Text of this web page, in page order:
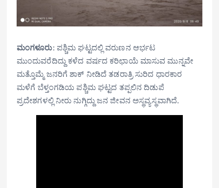
ಮಂಗಳೂರು: ಪಶ್ಚಿಮ ಘಟ್ಟದಲ್ಲಿ ವರುಣನ ಆರ್ಭಟ
ಮುಂದುವರೆದಿದ್ದು ಕಳೆದ ವರ್ಷದ ಕರಿಛಾಯೆ ಮಾಸುವ ಮುನ್ನವೇ
ಮತ್ತೊಮ್ಮೆ ಜನರಿಗೆ ಶಾಕ್ ನೀಡಿದೆ ತಡರಾತ್ರಿ ಸುರಿದ ಧಾರಕಾರ
ಮಳೆಗೆ ಬೆಳ್ತಂಗಡಿಯ ಪಶ್ಚಿಮ ಘಟ್ಟದ ತಪ್ಪಲಿನ ದಿಡುಪೆ
ಪ್ರದೇಶಗಳಲ್ಲಿ ನೀರು ನುಗ್ಗಿದ್ದು ಜನ ಜೀವನ ಅಸ್ಥವ್ಯಸ್ಥವಾಗಿದೆ.